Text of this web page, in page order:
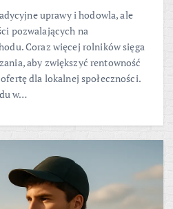
uprawy i hodowla, ale
pozwalających na
Coraz więcej rolników sięga
aby zwiększyć rentowność
dla lokalnej społeczności.
w…